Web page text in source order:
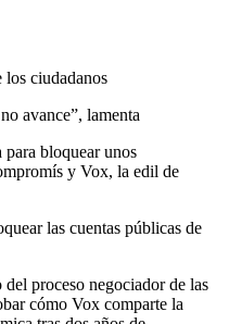
los ciudadanos
avance”, lamenta
bloquear unos
y Vox, la edil de
las cuentas públicas de
proceso negociador de las
cómo Vox comparte la